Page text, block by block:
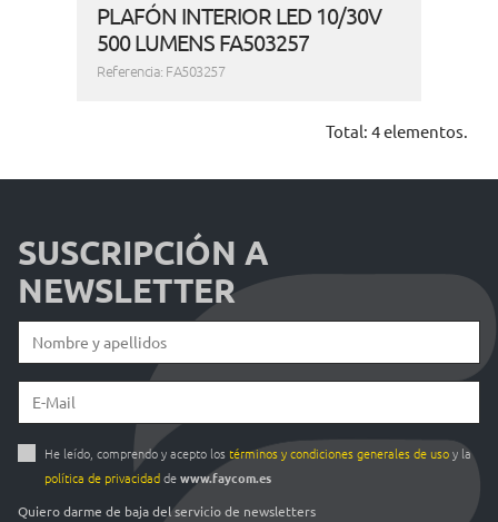
PLAFÓN INTERIOR LED 10/30V
500 LUMENS FA503257
Referencia: FA503257
Total: 4 elementos.
SUSCRIPCIÓN A
NEWSLETTER
He leído, comprendo y acepto los términos y condiciones generales de usoy la
política de privacidaddewww.faycom.es
Quiero darme de baja del servicio de newsletters